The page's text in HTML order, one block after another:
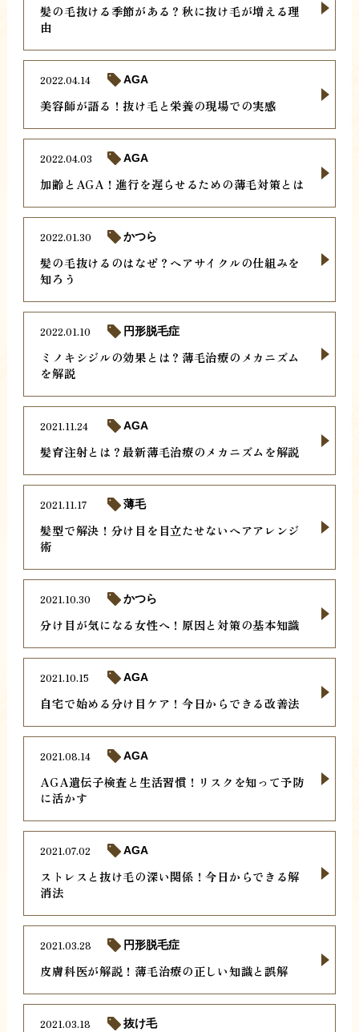
髪の毛抜ける季節がある？秋に抜け毛が増える理
由
美容師が語る！抜け毛と栄養の現場での実感
2022.04.14 AGA
加齢とAGA！進行を遅らせるための薄毛対策とは
2022.04.03 AGA
髪の毛抜けるのはなぜ？ヘアサイクルの仕組みを
知ろう
2022.01.30 かつら
ミノキシジルの効果とは？薄毛治療のメカニズム
を解説
2022.01.10 円形脱毛症
髪育注射とは？最新薄毛治療のメカニズムを解説
2021.11.24 AGA
髪型で解決！分け目を目立たせないヘアアレンジ
術
2021.11.17 薄毛
分け目が気になる女性へ！原因と対策の基本知識
2021.10.30 かつら
自宅で始める分け目ケア！今日からできる改善法
2021.10.15 AGA
AGA遺伝子検査と生活習慣！リスクを知って予防
に活かす
2021.08.14 AGA
ストレスと抜け毛の深い関係！今日からできる解
消法
2021.07.02 AGA
皮膚科医が解説！薄毛治療の正しい知識と誤解
2021.03.28 円形脱毛症
2021.03.18 抜け毛